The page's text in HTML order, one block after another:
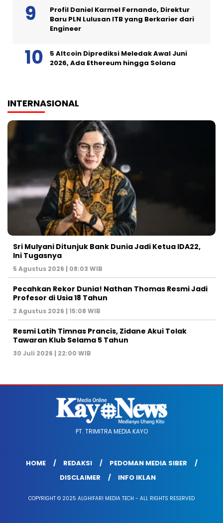
Profil Daniel Karmel Fernando, Direktur
Baru PLN Lulusan ITB yang Berkarier dari
Engineer
5 Altcoin Diprediksi Meledak Awal Juni
2026, Ada Ethereum hingga Solana
INTERNASIONAL
Sri Mulyani Ditunjuk Bank Dunia Jadi Ketua IDA22,
Ini Tugasnya
5 Agustus 2026 | 08:03 WIB
Pecahkan Rekor Dunia! Nathan Thomas Resmi Jadi
Profesor di Usia 18 Tahun
2 Agustus 2026 | 15:08 WIB
Resmi Latih Timnas Prancis, Zidane Akui Tolak
Tawaran Klub Selama 5 Tahun
30 Juli 2026 | 22:00 WIB
PT. TRIMITRA MEDIA KAYO
HOME REDAKSI
PEDOMAN MEDIA SIBER
DISCLAIMER
INFO IKLAN
COPYRIGHT © 2025 ALGHIFARI MEDIA TECH - ALL RIGHTS RESERVED